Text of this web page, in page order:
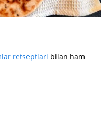
retseptlari bilan ham